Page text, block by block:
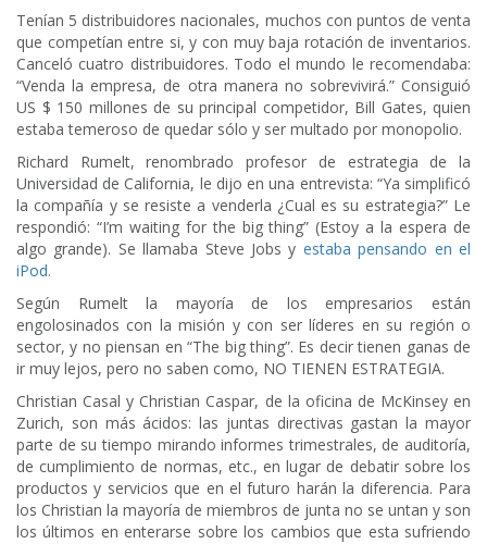
Tenían 5 distribuidores nacionales, muchos con puntos de venta
que competían entre si, y con muy baja rotación de inventarios.
Canceló cuatro distribuidores. Todo el mundo le recomendaba:
“Venda la empresa, de otra manera no sobrevivirá.” Consiguió
US $ 150 millones de su principal competidor, Bill Gates, quien
estaba temeroso de quedar sólo y ser multado por monopolio.
Richard Rumelt, renombrado profesor de estrategia de la
Universidad de California, le dijo en una entrevista: “Ya simplificó
la compañía y se resiste a venderla ¿Cual es su estrategia?” Le
respondió: “I’m waiting for the big thing” (Estoy a la espera de
algo grande). Se llamaba Steve Jobs y estaba pensando en el
iPod.
Según Rumelt la mayoría de los empresarios están
engolosinados con la misión y con ser líderes en su región o
sector, y no piensan en “The big thing”. Es decir tienen ganas de
ir muy lejos, pero no saben como, NO TIENEN ESTRATEGIA.
Christian Casal y Christian Caspar, de la oficina de McKinsey en
Zurich, son más ácidos: las juntas directivas gastan la mayor
parte de su tiempo mirando informes trimestrales, de auditoría,
de cumplimiento de normas, etc., en lugar de debatir sobre los
productos y servicios que en el futuro harán la diferencia. Para
los Christian la mayoría de miembros de junta no se untan y son
los últimos en enterarse sobre los cambios que esta sufriendo